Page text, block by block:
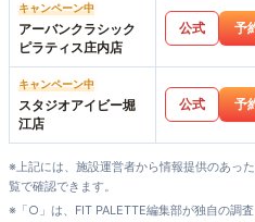
キャンペーン中
アーバンクラシック
ピラティス庄内店
公式 予
キャンペーン中
スタジオアイビー堀
江店
公式 予
※上記には、施設運営者から情報提供のあっ
覧で確認できます。
※「○」は、FIT PALETTE編集部が独自の調